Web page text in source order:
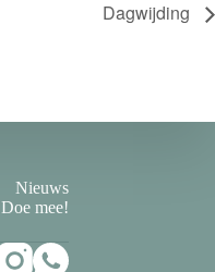
Dagwijding
Nieuws
Doe mee!